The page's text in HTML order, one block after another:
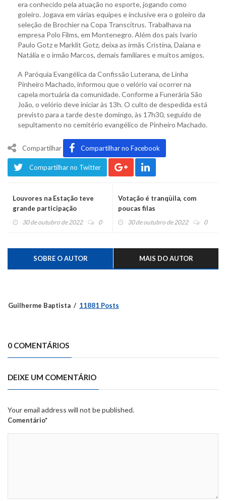
era conhecido pela atuação no esporte, jogando como
goleiro. Jogava em várias equipes e inclusive era o goleiro da
seleção de Brochier na Copa Transcitrus. Trabalhava na
empresa Polo Films, em Montenegro. Além dos pais Ivario
Paulo Gotz e Marklit Gotz, deixa as irmãs Cristina, Daiana e
Natália e o irmão Marcos, demais familiares e muitos amigos.
A Paróquia Evangélica da Confissão Luterana, de Linha
Pinheiro Machado, informou que o velório vai ocorrer na
capela mortuária da comunidade. Conforme a Funerária São
João, o velório deve iniciar às 13h. O culto de despedida está
previsto para a tarde deste domingo, às 17h30, seguido de
sepultamento no cemitério evangélico de Pinheiro Machado.
Compartilhar Compartilhar no Facebook
Compartilhar no Twitter
Louvores na Estação teve
grande participação
30 de outubro de 2022 0
Votação é tranqüila, com
poucas filas
30 de outubro de 2022 0
SOBRE O AUTOR MAIS DO AUTOR
Guilherme Baptista 11881 Posts
0 COMENTÁRIOS
DEIXE UM COMENTÁRIO
Your email address will not be published.
Comentário*